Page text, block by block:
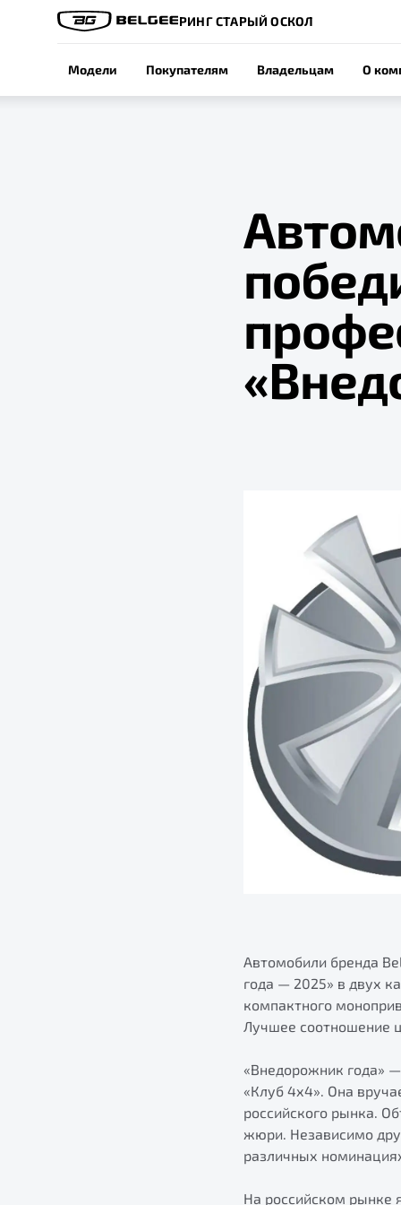
РИНГ СТАРЫЙ ОСКОЛ
Модели Покупателям Владельцам О
Автомобили бренда
года — 2025» в двух
компактного
Лучшее соотношение
«Внедорожник года»
«Клуб 4х4». Она
российского рынка.
жюри. Независимо
различных
На российском рынке